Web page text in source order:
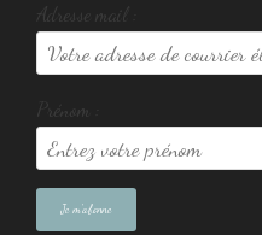
Adresse mail :
Prénom :